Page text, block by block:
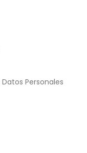
Personales